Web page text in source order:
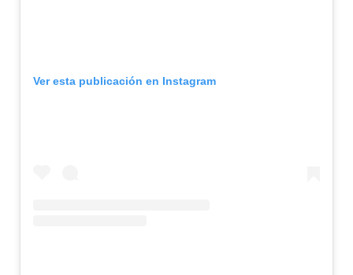
Ver esta publicación en Instagram